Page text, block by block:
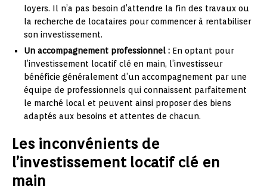
loyers. Il n’a pas besoin d’attendre la fin des travaux ou
la recherche de locataires pour commencer à rentabiliser
son investissement.
Un accompagnement professionnel : En optant pour
l’investissement locatif clé en main, l’investisseur
bénéficie généralement d’un accompagnement par une
équipe de professionnels qui connaissent parfaitement
le marché local et peuvent ainsi proposer des biens
adaptés aux besoins et attentes de chacun.
Les inconvénients de
l’investissement locatif clé en
main